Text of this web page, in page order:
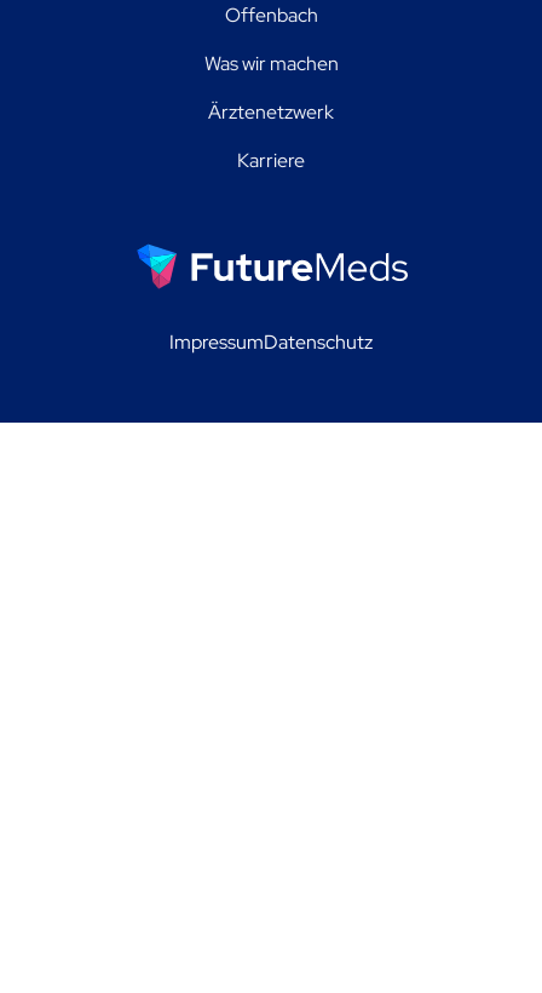
Offenbach
Was wir machen
Ärztenetzwerk
Karriere
ImpressumDatenschutz